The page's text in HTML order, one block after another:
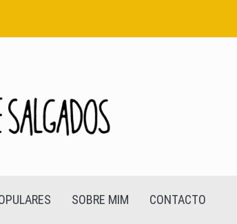
SOBRE MIM CONTACTO